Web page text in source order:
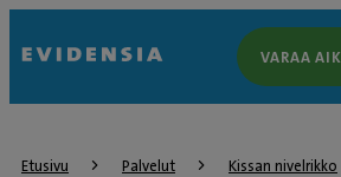
VARAA
Etusivu Palvelut Kissan nivelrikko